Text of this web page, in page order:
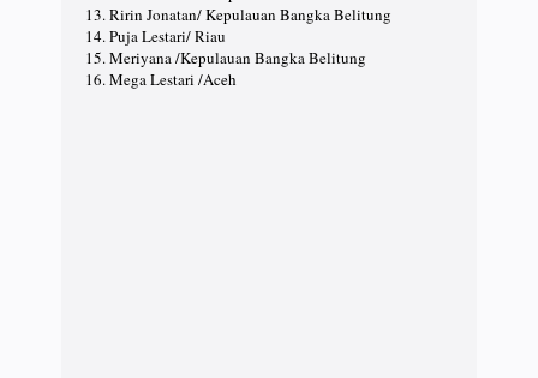
13. Ririn Jonatan/ Kepulauan Bangka Belitung
14. Puja Lestari/ Riau
15. Meriyana /Kepulauan Bangka Belitung
16. Mega Lestari /Aceh